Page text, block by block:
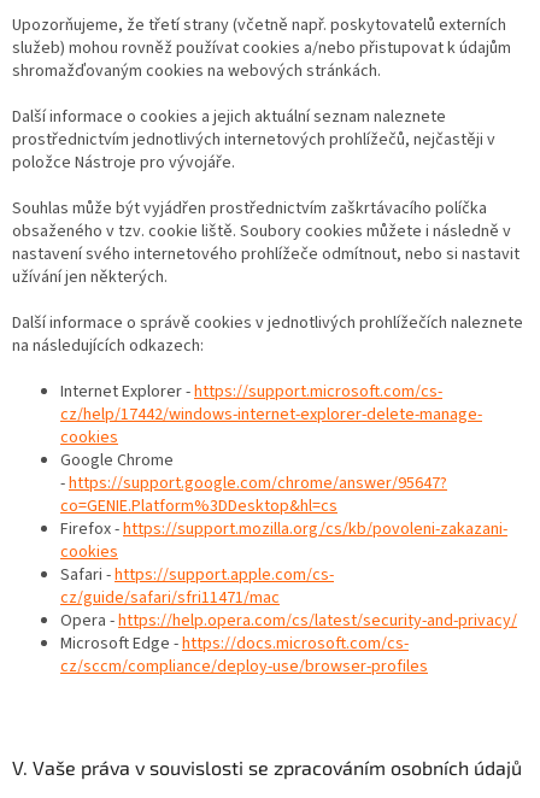
Upozorňujeme, že třetí strany (včetně např. poskytovatelů externích
služeb) mohou rovněž používat cookies a/nebo přistupovat k údajům
shromažďovaným cookies na webových stránkách.
Další informace o cookies a jejich aktuální seznam naleznete
prostřednictvím jednotlivých internetových prohlížečů, nejčastěji v
položce Nástroje pro vývojáře.
Souhlas může být vyjádřen prostřednictvím zaškrtávacího políčka
obsaženého v tzv. cookie liště. Soubory cookies můžete i následně v
nastavení svého internetového prohlížeče odmítnout, nebo si nastavit
užívání jen některých.
Další informace o správě cookies v jednotlivých prohlížečích naleznete
na následujících odkazech:
Internet Explorer -https://support.microsoft.com/cs-
cz/help/17442/windows-internet-explorer-delete-manage-
cookies
Google Chrome
-https://support.google.com/chrome/answer/95647?
co=GENIE.Platform%3DDesktop&hl=cs
Firefox -https://support.mozilla.org/cs/kb/povoleni-zakazani-
cookies
Safari -https://support.apple.com/cs-
cz/guide/safari/sfri11471/mac
Opera -https://help.opera.com/cs/latest/security-and-privacy/
Microsoft Edge -https://docs.microsoft.com/cs-
cz/sccm/compliance/deploy-use/browser-profiles
V. Vaše práva v souvislosti se zpracováním osobních údajů